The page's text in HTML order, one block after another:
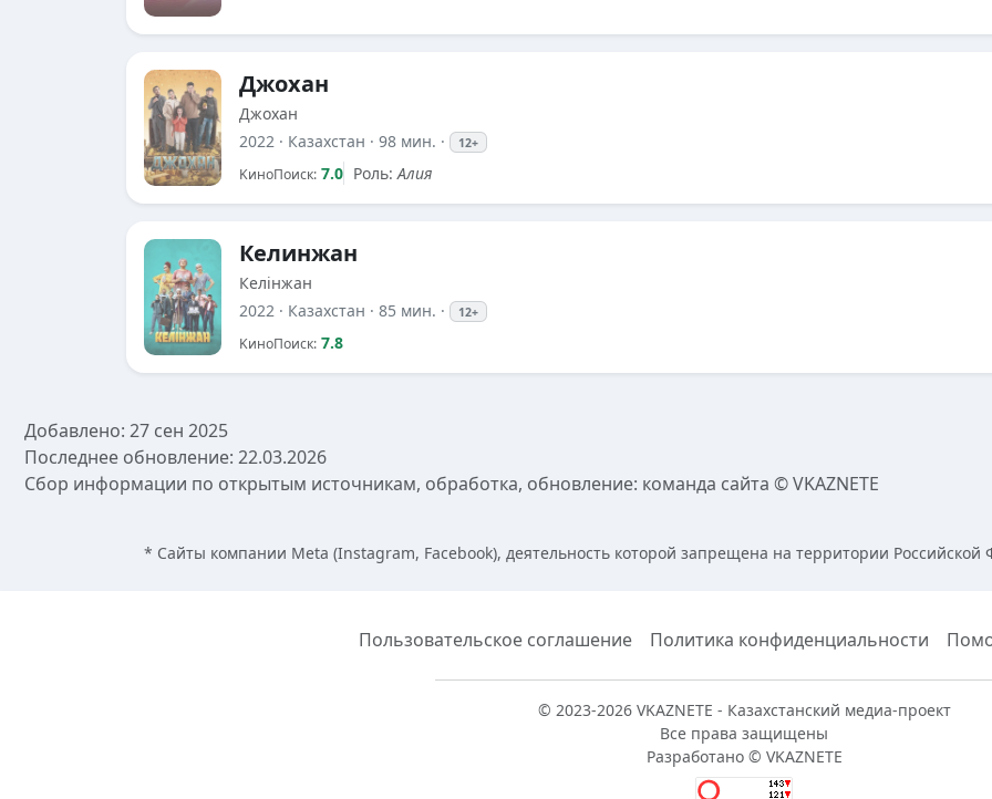
Джохан
Джохан
2022 · Казахстан · 98 мин. · 12+
KиноПоиск: 7.0 Роль:Алия
Келинжан
Келінжан
2022 · Казахстан · 85 мин. · 12+
KиноПоиск: 7.8
Добавлено: 27 сен 2025
Последнее обновление: 22.03.2026
Сбор информации по открытым источникам, обработка, обновление: команда сайта © VKAZNETE
* Сайты компании Meta (Instagram, Facebook), деятельность которой запрещена на территории Российской
Пользовательское соглашение Политика конфиденциальности
© 2023-2026 VKAZNETE - Казахстанский медиа-проект
Все права защищены
Разработано © VKAZNETE